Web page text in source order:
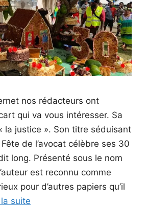
nos rédacteurs ont
qui va vous intéresser. Sa
la justice ». Son titre séduisant
Fête de l’avocat célèbre ses 30
long. Présenté sous le nom
est reconnu comme
pour d’autres papiers qu’il
suite